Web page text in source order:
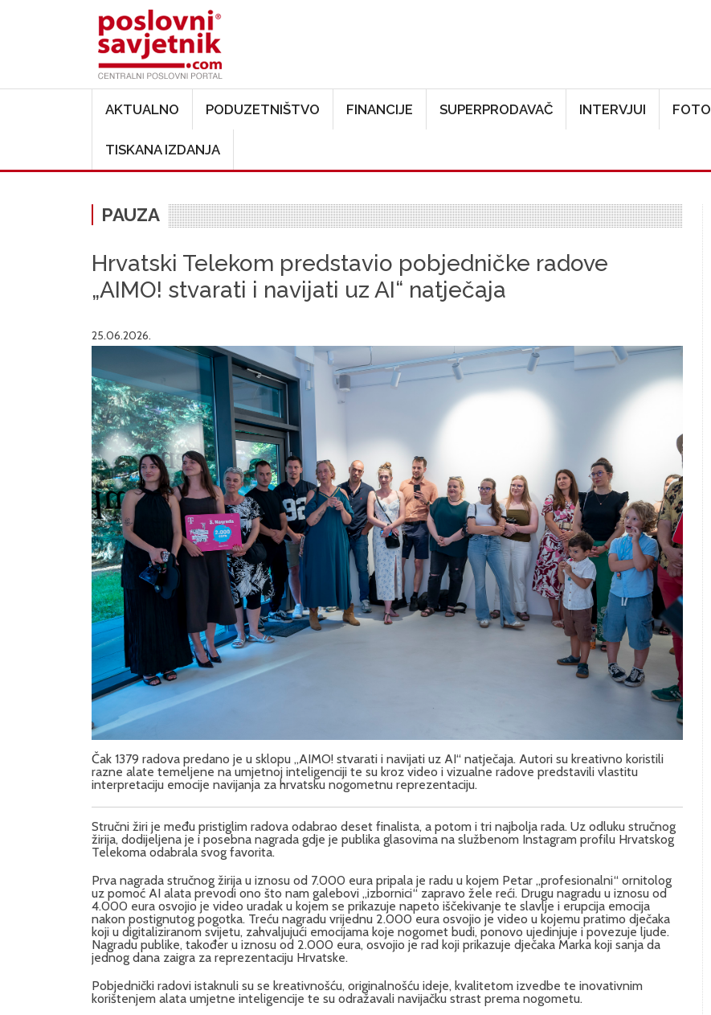
AKTUALNO PODUZETNIŠTVO FINANCIJE SUPERPRODAVAČ INTERVJUI FOTO
TISKANA IZDANJA
PAUZA
Hrvatski Telekom predstavio pobjedničke radove
„AIMO! stvarati i navijati uz AI“ natječaja
25.06.2026.
Čak 1379 radova predano je u sklopu „AIMO! stvarati i navijati uz AI“ natječaja. Autori su kreativno koristili
razne alate temeljene na umjetnoj inteligenciji te su kroz video i vizualne radove predstavili vlastitu
interpretaciju emocije navijanja za hrvatsku nogometnu reprezentaciju.
Stručni žiri je među pristiglim radova odabrao deset finalista, a potom i tri najbolja rada. Uz odluku stručnog
žirija, dodijeljena je i posebna nagrada gdje je publika glasovima na službenom Instagram profilu Hrvatskog
Telekoma odabrala svog favorita.
Prva nagrada stručnog žirija u iznosu od 7.000 eura pripala je radu u kojem Petar „profesionalni“ ornitolog
uz pomoć AI alata prevodi ono što nam galebovi „izbornici“ zapravo žele reći. Drugu nagradu u iznosu od
4.000 eura osvojio je video uradak u kojem se prikazuje napeto iščekivanje te slavlje i erupcija emocija
nakon postignutog pogotka. Treću nagradu vrijednu 2.000 eura osvojio je video u kojemu pratimo dječaka
koji u digitaliziranom svijetu, zahvaljujući emocijama koje nogomet budi, ponovo ujedinjuje i povezuje ljude.
Nagradu publike, također u iznosu od 2.000 eura, osvojio je rad koji prikazuje dječaka Marka koji sanja da
jednog dana zaigra za reprezentaciju Hrvatske.
Pobjednički radovi istaknuli su se kreativnošću, originalnošću ideje, kvalitetom izvedbe te inovativnim
korištenjem alata umjetne inteligencije te su odražavali navijačku strast prema nogometu.